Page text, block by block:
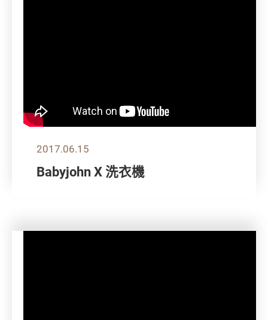
2017.06.15
Babyjohn X 洗衣機